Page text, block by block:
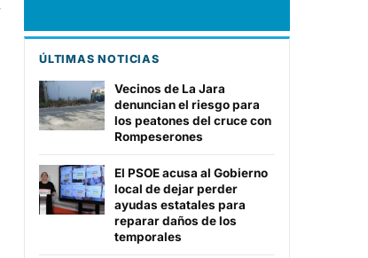
ÚLTIMAS NOTICIAS
Vecinos de La Jara
denuncian el riesgo para
los peatones del cruce con
Rompeserones
El PSOE acusa al Gobierno
local de dejar perder
ayudas estatales para
reparar daños de los
temporales